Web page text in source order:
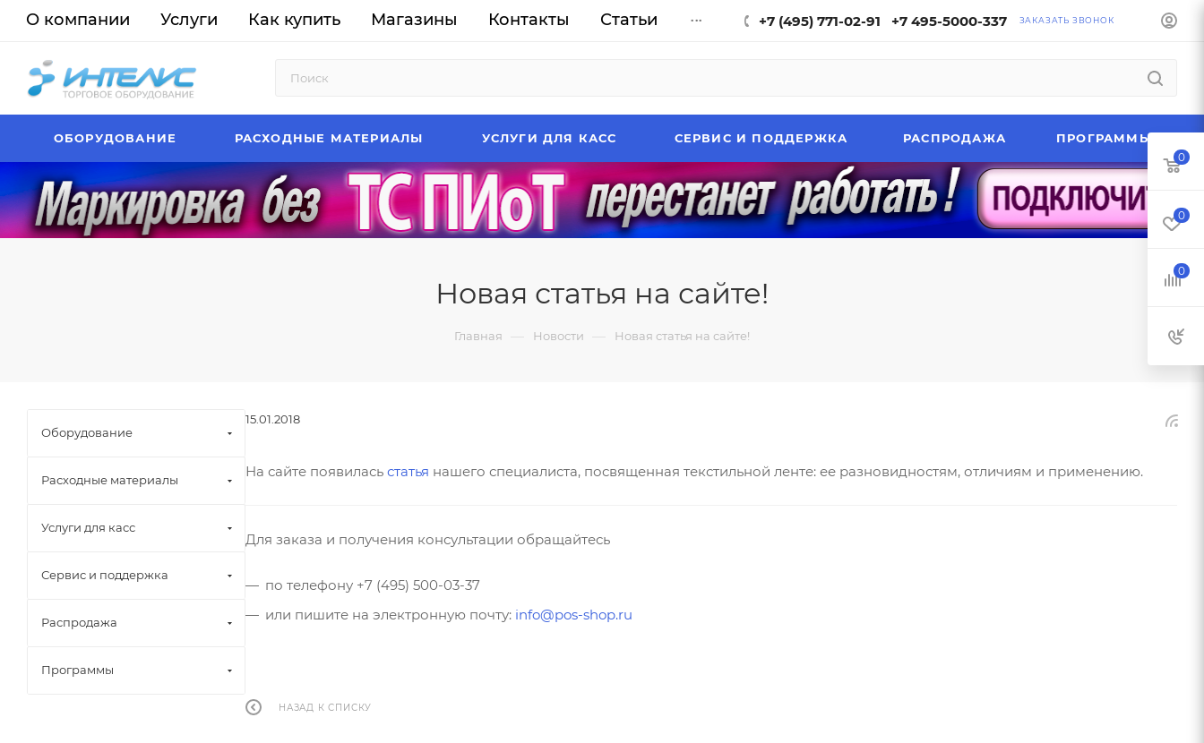
О компании Услуги Как купить Магазины Контакты Статьи ... +7 (495) 771-02-91 +7 495-5000-337 ЗАКАЗАТЬ ЗВОНОК
ОБОРУДОВАНИЕ РАСХОДНЫЕ МАТЕРИАЛЫ УСЛУГИ ДЛЯ КАСС СЕРВИС И ПОДДЕРЖКА РАСПРОДАЖА ПРОГРАММЫ
Новая статья на сайте!
Главная — Новости — Новая статья на сайте!
15.01.2018
На сайте появилась статья нашего специалиста, посвященная текстильной ленте: ее разновидностям, отличиям и применению.
Для заказа и получения консультации обращайтесь
по телефону +7 (495) 500-03-37
или пишите на электронную почту: info@pos-shop.ru
НАЗАД К СПИСКУ
Оборудование
Расходные материалы
Услуги для касс
Сервис и поддержка
Распродажа
Программы
0
0
0